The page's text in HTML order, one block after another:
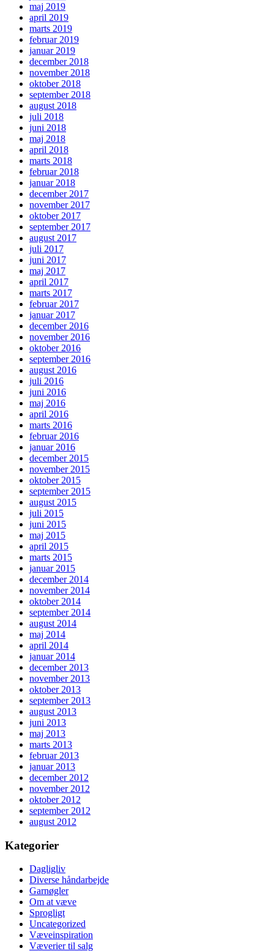
maj 2019
april 2019
marts 2019
februar 2019
januar 2019
december 2018
november 2018
oktober 2018
september 2018
august 2018
juli 2018
juni 2018
maj 2018
april 2018
marts 2018
februar 2018
januar 2018
december 2017
november 2017
oktober 2017
september 2017
august 2017
juli 2017
juni 2017
maj 2017
april 2017
marts 2017
februar 2017
januar 2017
december 2016
november 2016
oktober 2016
september 2016
august 2016
juli 2016
juni 2016
maj 2016
april 2016
marts 2016
februar 2016
januar 2016
december 2015
november 2015
oktober 2015
september 2015
august 2015
juli 2015
juni 2015
maj 2015
april 2015
marts 2015
januar 2015
december 2014
november 2014
oktober 2014
september 2014
august 2014
maj 2014
april 2014
januar 2014
december 2013
november 2013
oktober 2013
september 2013
august 2013
juni 2013
maj 2013
marts 2013
februar 2013
januar 2013
december 2012
november 2012
oktober 2012
september 2012
august 2012
Kategorier
Dagligliv
Diverse håndarbejde
Garnøgler
Om at væve
Sprogligt
Uncategorized
Væveinspiration
Væverier til salg